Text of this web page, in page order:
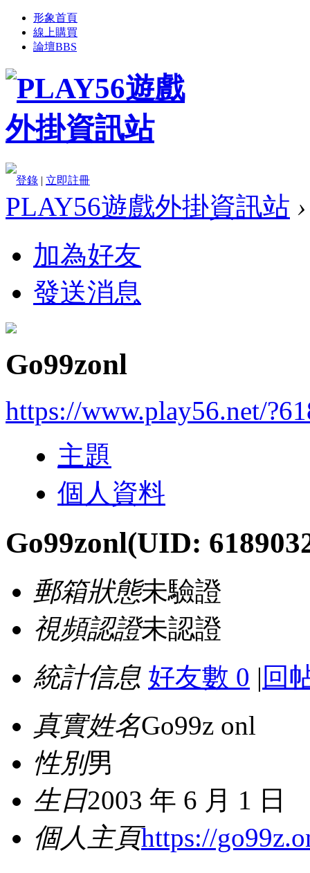
形象首頁
線上購買
論壇BBS
登錄 | 立即註冊
PLAY56遊戲外掛資訊站 ›
加為好友
發送消息
Go99zonl
https://www.play56.net/
主題
個人資料
Go99zonl(UID:
郵箱狀態未驗證
視頻認證未認證
統計信息 好友數 0 | 回
真實姓名Go99z onl
性別男
生日2003 年 6 月 1 日
個人主頁https://